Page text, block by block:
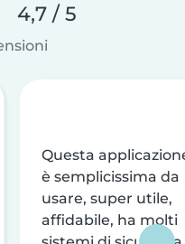
4,7 / 5
Questa
è semplicissima da
usare, super utile,
affidabile, ha molti